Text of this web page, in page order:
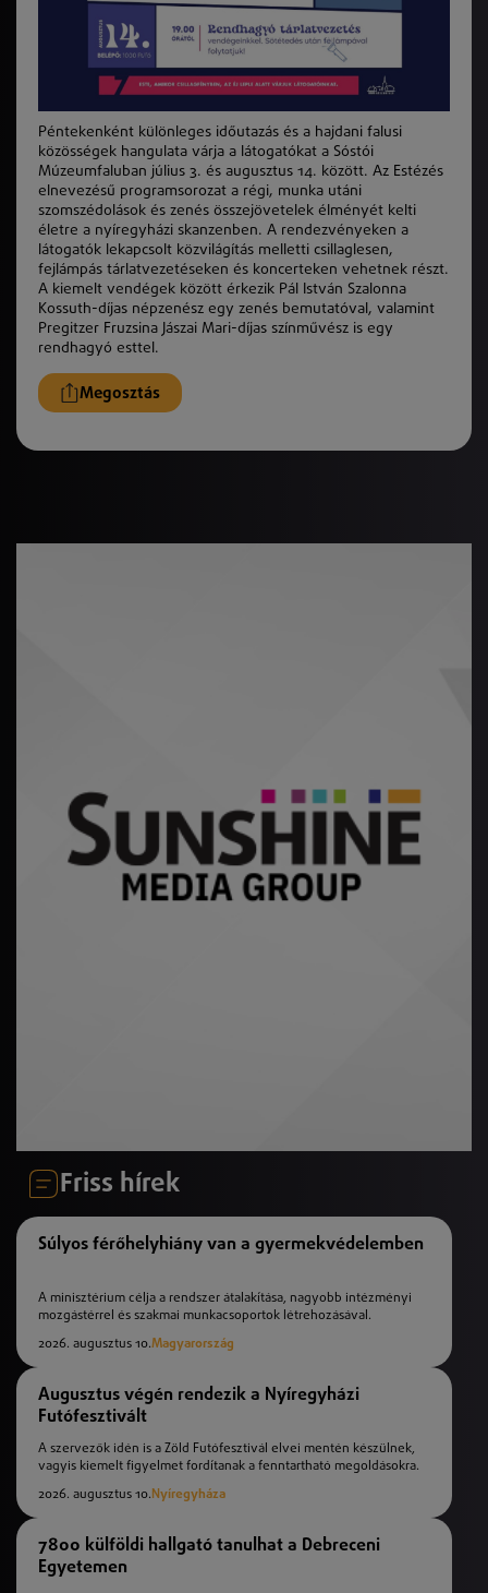
Péntekenként különleges időutazás és a hajdani falusi
közösségek hangulata várja a látogatókat a Sóstói
Múzeumfaluban július 3. és augusztus 14. között. Az Estézés
elnevezésű programsorozat a régi, munka utáni
szomszédolások és zenés összejövetelek élményét kelti
életre a nyíregyházi skanzenben. A rendezvényeken a
látogatók lekapcsolt közvilágítás melletti csillaglesen,
fejlámpás tárlatvezetéseken és koncerteken vehetnek részt.
A kiemelt vendégek között érkezik Pál István Szalonna
Kossuth-díjas népzenész egy zenés bemutatóval, valamint
Pregitzer Fruzsina Jászai Mari-díjas színművész is egy
rendhagyó esttel.
Megosztás
Friss hírek
Súlyos férőhelyhiány van a gyermekvédelemben
A minisztérium célja a rendszer átalakítása, nagyobb intézményi
mozgástérrel és szakmai munkacsoportok létrehozásával.
2026. augusztus 10.Magyarország
Augusztus végén rendezik a Nyíregyházi
Futófesztivált
A szervezők idén is a Zöld Futófesztivál elvei mentén készülnek,
vagyis kiemelt figyelmet fordítanak a fenntartható megoldásokra.
2026. augusztus 10. Nyíregyháza
7800 külföldi hallgató tanulhat a Debreceni
Egyetemen